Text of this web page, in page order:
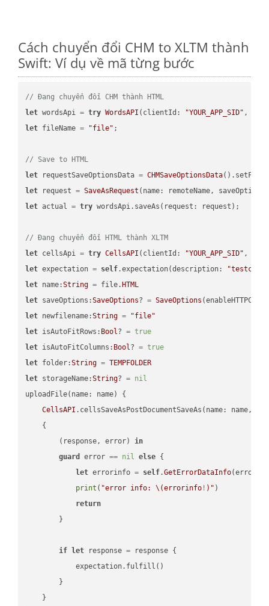
Cách chuyển đổi CHM to XLTM thành
Swift: Ví dụ về mã từng bước
// Đang chuyển đổi CHM thành HTML
let wordsApi = try WordsAPI (clientId: "YOUR_APP_SID" ,
let fileName = "file" ;
// Save to HTML
let requestSaveOptionsData = CHMSaveOptionsData
let request = SaveAsRequest (name: remoteName,
let actual = try wordsApi.saveAs(request: request);
// Đang chuyển đổi HTML thành XLTM
let cellsApi = try CellsAPI (clientId: "YOUR_APP_SID" ,
let expectation = self.expectation(description:
let name:String = file. HTML
let saveOptions:SaveOptions? = SaveOptions
let newfilename:String =
"file"
let isAutoFitRows: Bool? = true
let isAutoFitColumns: Bool? = true
let folder:String = TEMPFOLDER
let storageName:String? = nil
uploadFile(name: name) {
CellsAPI .cellsSaveAsPostDocumentSaveAs(name:
    {
        (response, error)
in
guard
error == nil else {
let errorinfo = self.GetErrorDataInfo(error:
print ( "error info: \(errorinfo ! ) " )
return
        }
if let response = response {
            expectation.fulfill()
        }
    }